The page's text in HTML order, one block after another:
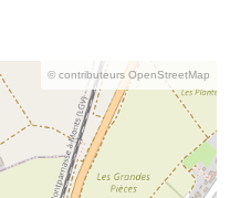
© contributeurs OpenStreetMap